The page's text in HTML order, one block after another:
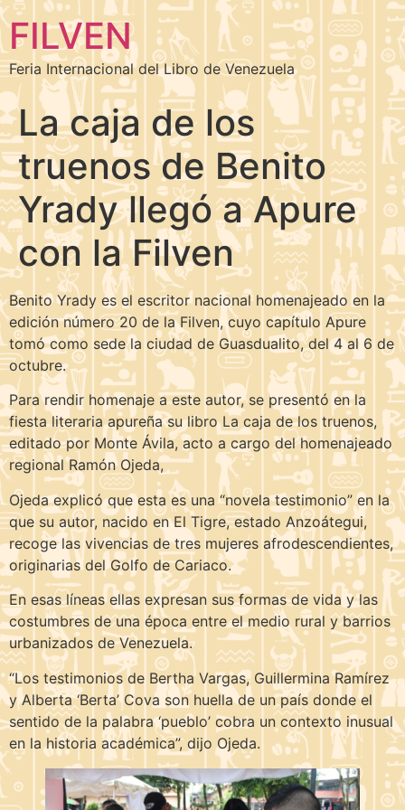
FILVEN
Feria Internacional del Libro de Venezuela
La caja de los
truenos de Benito
Yrady llegó a Apure
con la Filven
Benito Yrady es el escritor nacional homenajeado en la
edición número 20 de la Filven, cuyo capítulo Apure
tomó como sede la ciudad de Guasdualito, del 4 al 6 de
octubre.
Para rendir homenaje a este autor, se presentó en la
fiesta literaria apureña su libro La caja de los truenos,
editado por Monte Ávila, acto a cargo del homenajeado
regional Ramón Ojeda,
Ojeda explicó que esta es una “novela testimonio” en la
que su autor, nacido en El Tigre, estado Anzoátegui,
recoge las vivencias de tres mujeres afrodescendientes,
originarias del Golfo de Cariaco.
En esas líneas ellas expresan sus formas de vida y las
costumbres de una época entre el medio rural y barrios
urbanizados de Venezuela.
“Los testimonios de Bertha Vargas, Guillermina Ramírez
y Alberta ‘Berta’ Cova son huella de un país donde el
sentido de la palabra ‘pueblo’ cobra un contexto inusual
en la historia académica”, dijo Ojeda.